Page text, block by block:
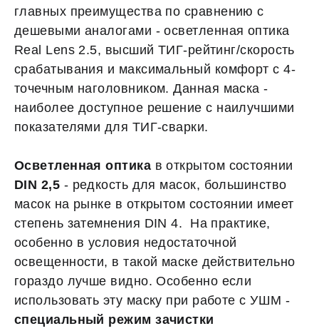
главных преимущества по сравнению с
дешевыми аналогами - осветленная оптика
Real Lens 2.5, высший ТИГ-рейтинг/скорость
срабатывания и максимальный комфорт с 4-
точечным наголовником. Данная маска -
наиболее доступное решение с наилучшими
показателями для ТИГ-сварки.
Осветленная оптика в открытом состоянии
DIN 2,5 - редкость для масок, большинство
масок на рынке в открытом состоянии имеет
степень затемнения DIN 4. На практике,
особенно в условия недостаточной
освещенности, в такой маске действительно
гораздо лучше видно. Особенно если
использовать эту маску при работе с УШМ -
специальный режим зачистки